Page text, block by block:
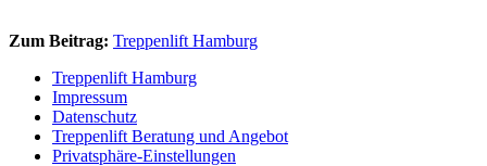
Zum Beitrag: Treppenlift Hamburg
Treppenlift Hamburg
Impressum
Datenschutz
Treppenlift Beratung und Angebot
Privatsphäre-Einstellungen